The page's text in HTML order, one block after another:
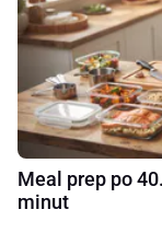
Meal prep po
minut